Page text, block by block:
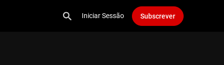
Iniciar Sessão Subscrever